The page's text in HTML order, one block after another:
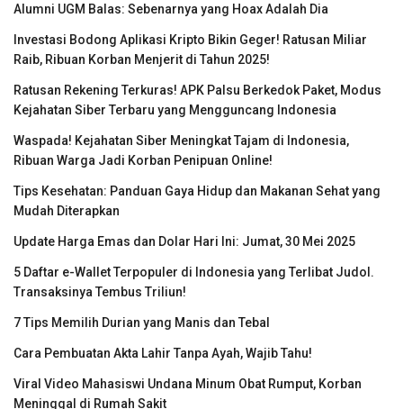
Alumni UGM Balas: Sebenarnya yang Hoax Adalah Dia
Investasi Bodong Aplikasi Kripto Bikin Geger! Ratusan Miliar
Raib, Ribuan Korban Menjerit di Tahun 2025!
Ratusan Rekening Terkuras! APK Palsu Berkedok Paket, Modus
Kejahatan Siber Terbaru yang Mengguncang Indonesia
Waspada! Kejahatan Siber Meningkat Tajam di Indonesia,
Ribuan Warga Jadi Korban Penipuan Online!
Tips Kesehatan: Panduan Gaya Hidup dan Makanan Sehat yang
Mudah Diterapkan
Update Harga Emas dan Dolar Hari Ini: Jumat, 30 Mei 2025
5 Daftar e-Wallet Terpopuler di Indonesia yang Terlibat Judol.
Transaksinya Tembus Triliun!
7 Tips Memilih Durian yang Manis dan Tebal
Cara Pembuatan Akta Lahir Tanpa Ayah, Wajib Tahu!
Viral Video Mahasiswi Undana Minum Obat Rumput, Korban
Meninggal di Rumah Sakit